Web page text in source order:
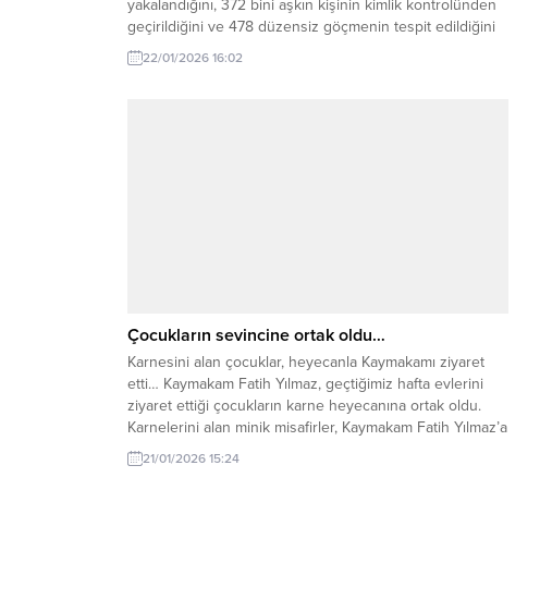
yakalandığını, 372 bini aşkın kişinin kimlik kontrolünden
geçirildiğini ve 478 düzensiz göçmenin tespit edildiğini
açıkladı. İçişleri Bakanı Ali Yerlikaya, düzensiz göç ve
göçmen kaçakçılığıyla mücadele kapsamında 81 ilde eş
22/01/2026 16:02
Çocukların sevincine ortak oldu…
Karnesini alan çocuklar, heyecanla Kaymakamı ziyaret
etti… Kaymakam Fatih Yılmaz, geçtiğimiz hafta evlerini
ziyaret ettiği çocukların karne heyecanına ortak oldu.
Karnelerini alan minik misafirler, Kaymakam Fatih Yılmaz’a
karnelerini göstermek üzere makamında ziyaret etti.
Kaymakam Fatih Yılmaz, çocuklarla yakından ilgilendi,
21/01/2026 15:24